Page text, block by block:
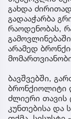
გახდა
გადააჭარბა
რაოდენობას,
არამედ
ბავშვებში,
ბრონქიოლიტი
ძლიერი თავის
კუნთებისა და